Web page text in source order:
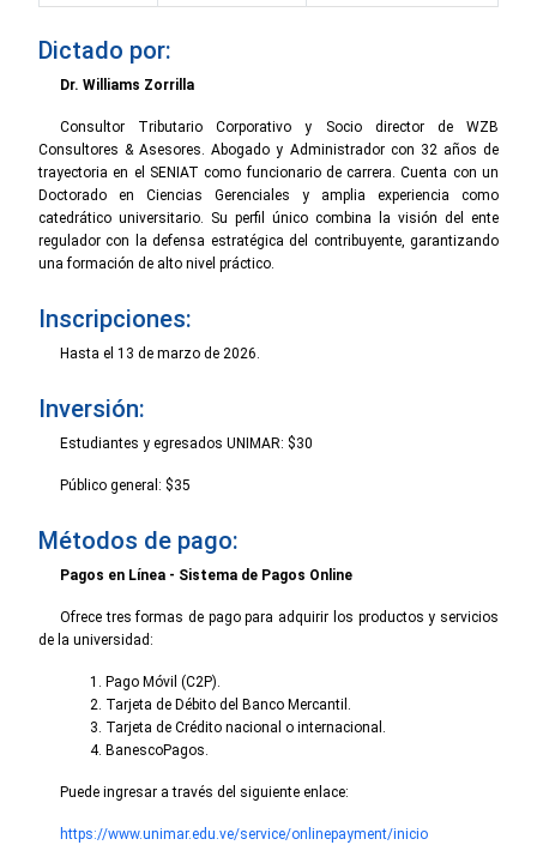
Dictado por:
Dr. Williams Zorrilla
Consultor Tributario Corporativo y Socio director de WZB
Consultores & Asesores. Abogado y Administrador con 32 años de
trayectoria en el SENIAT como funcionario de carrera. Cuenta con un
Doctorado en Ciencias Gerenciales y amplia experiencia como
catedrático universitario. Su perfil único combina la visión del ente
regulador con la defensa estratégica del contribuyente, garantizando
una formación de alto nivel práctico.
Inscripciones:
Hasta el 13 de marzo de 2026.
Inversión:
Estudiantes y egresados UNIMAR: $30
Público general: $35
Métodos de pago:
Pagos en Línea - Sistema de Pagos Online
Ofrece tres formas de pago para adquirir los productos y servicios
de la universidad:
Pago Móvil (C2P).
Tarjeta de Débito del Banco Mercantil.
Tarjeta de Crédito nacional o internacional.
BanescoPagos.
Puede ingresar a través del siguiente enlace:
https://www.unimar.edu.ve/service/onlinepayment/inicio